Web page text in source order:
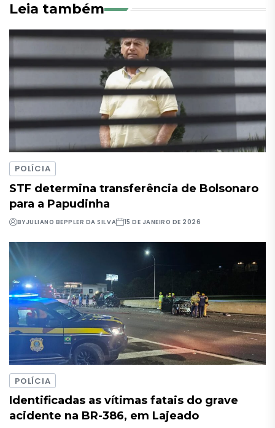
Leia também
POLÍCIA
STF determina transferência de Bolsonaro
para a Papudinha
BYJULIANO BEPPLER DA SILVA 15 DE JANEIRO DE 2026
POLÍCIA
Identificadas as vítimas fatais do grave
acidente na BR-386, em Lajeado